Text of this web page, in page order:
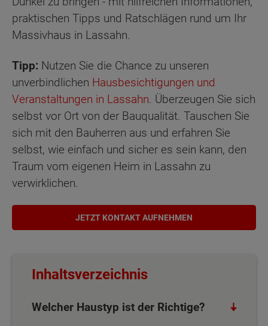
praktischen Tipps und Ratschlägen rund um Ihr
Massivhaus in Lassahn.
Tipp: Nutzen Sie die Chance zu unseren
unverbindlichen Hausbesichtigungen und
Veranstaltungen in Lassahn. Überzeugen Sie sich
selbst vor Ort von der Bauqualität. Tauschen Sie
sich mit den Bauherren aus und erfahren Sie
selbst, wie einfach und sicher es sein kann, den
Traum vom eigenen Heim in Lassahn zu
verwirklichen.
JETZT KONTAKT AUFNEHMEN
Inhaltsverzeichnis
Welcher Haustyp ist der Richtige?